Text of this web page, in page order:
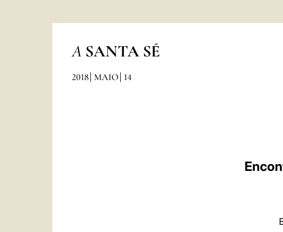
A SANTA SÉ
2018 MAIO 14